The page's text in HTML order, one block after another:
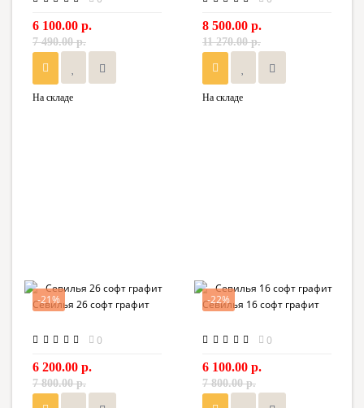
6 100.00 р.
7 490.00 р.
На складе
8 500.00 р.
11 270.00 р.
На складе
-21%
Севилья 26 софт графит
0
6 200.00 р.
7 800.00 р.
-22%
Севилья 16 софт графит
0
6 100.00 р.
7 800.00 р.